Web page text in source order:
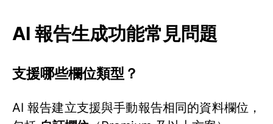
AI 報告生成功能常見問題
支援哪些欄位類型？
AI 報告建立支援與手動報告相同的資料欄位，